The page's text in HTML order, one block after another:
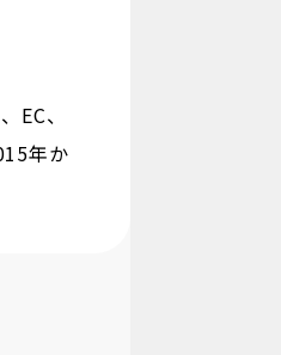
EC、
年か